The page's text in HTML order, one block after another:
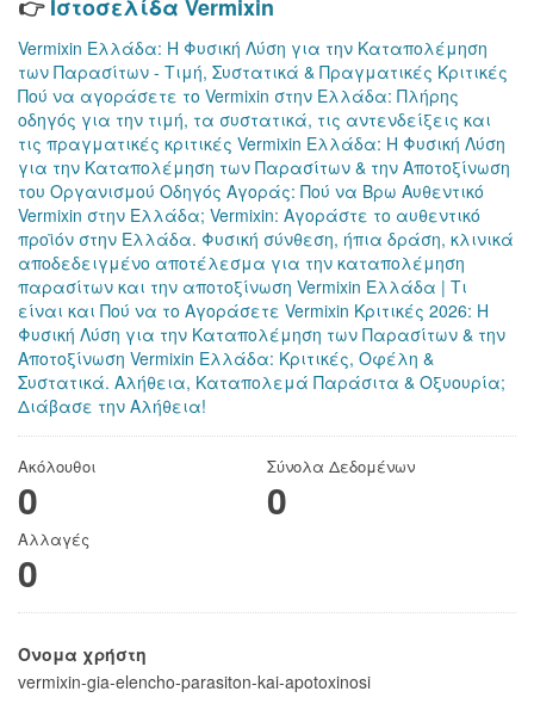
👉Ιστοσελίδα Vermixin
Vermixin Ελλάδα: Η Φυσική Λύση για την Καταπολέμηση
των Παρασίτων - Τιμή, Συστατικά & Πραγματικές Κριτικές
Πού να αγοράσετε το Vermixin στην Ελλάδα: Πλήρης
οδηγός για την τιμή, τα συστατικά, τις αντενδείξεις και
τις πραγματικές κριτικές Vermixin Ελλάδα: Η Φυσική Λύση
για την Καταπολέμηση των Παρασίτων & την Αποτοξίνωση
του Οργανισμού Οδηγός Αγοράς: Πού να Βρω Αυθεντικό
Vermixin στην Ελλάδα; Vermixin: Αγοράστε το αυθεντικό
προϊόν στην Ελλάδα. Φυσική σύνθεση, ήπια δράση, κλινικά
αποδεδειγμένο αποτέλεσμα για την καταπολέμηση
παρασίτων και την αποτοξίνωση Vermixin Ελλάδα | Τι
είναι και Πού να το Αγοράσετε Vermixin Κριτικές 2026: Η
Φυσική Λύση για την Καταπολέμηση των Παρασίτων & την
Αποτοξίνωση Vermixin Ελλάδα: Κριτικές, Οφέλη &
Συστατικά. Αλήθεια, Καταπολεμά Παράσιτα & Οξυουρία;
Διάβασε την Αλήθεια!
Ακόλουθοι
0
Σύνολα Δεδομένων
0
Αλλαγές
0
Όνομα χρήστη
vermixin-gia-elencho-parasiton-kai-apotoxinosi